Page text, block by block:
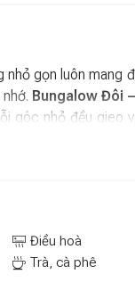
nhỏ gọn luôn mang
Bungalow Đôi
góc nhỏ đều gieo
gũi thiên nhiên.
1 giường 2m x
sáng dễ chịu
lạnh giúp trải
bảo sự riêng tư trọn
Điều hoà
Trà, cà phê